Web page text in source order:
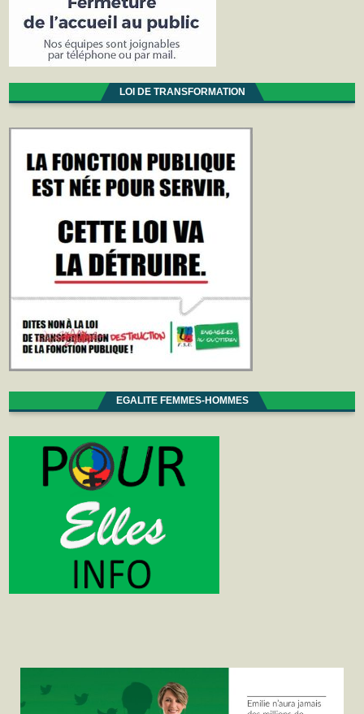
LOI DE TRANSFORMATION
EGALITE FEMMES-HOMMES